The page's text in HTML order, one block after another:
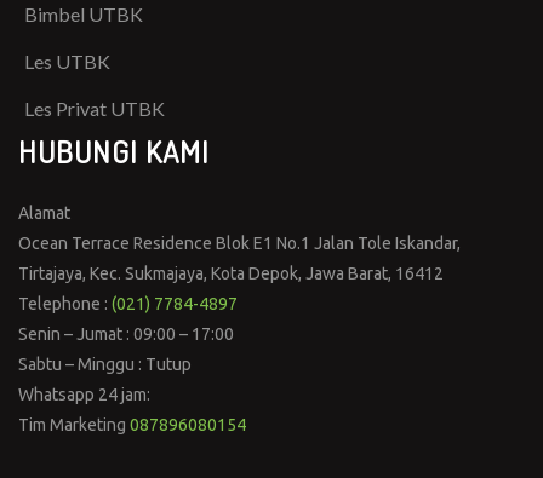
Bimbel UTBK
Les UTBK
Les Privat UTBK
HUBUNGI KAMI
Alamat
Ocean Terrace Residence Blok E1 No.1 Jalan Tole Iskandar,
Tirtajaya, Kec. Sukmajaya, Kota Depok, Jawa Barat, 16412
Telephone : (021) 7784-4897
Senin – Jumat : 09:00 – 17:00
Sabtu – Minggu : Tutup
Whatsapp 24 jam:
Tim Marketing 087896080154